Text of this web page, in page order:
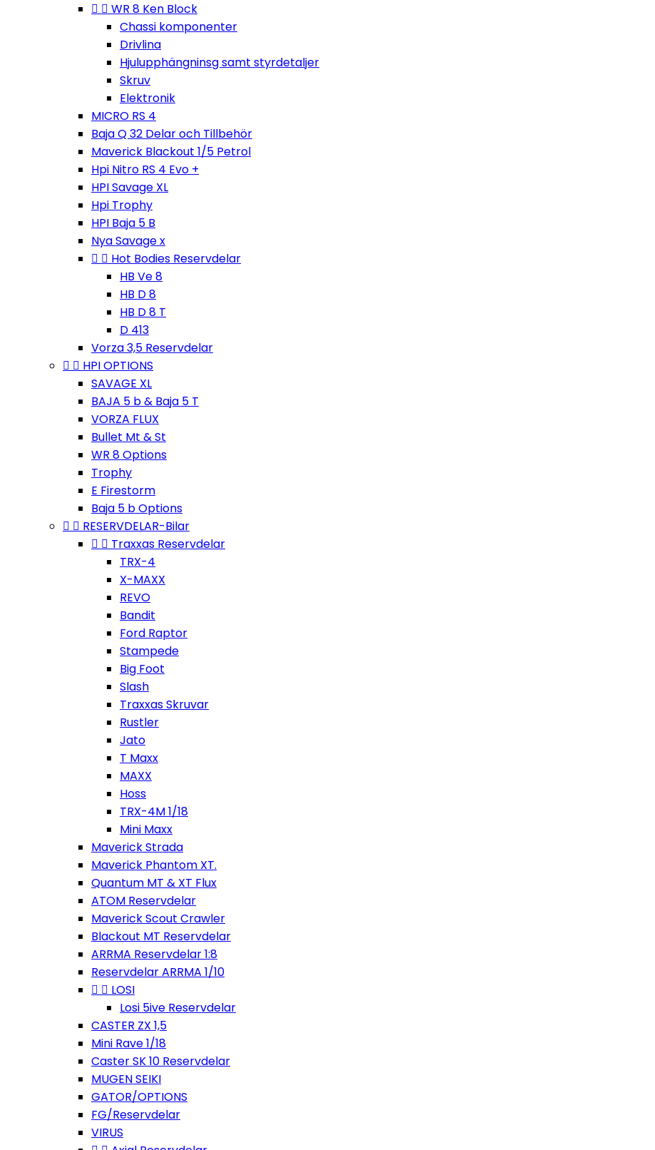
  WR 8 Ken Block
Chassi komponenter
Drivlina
Hjulupphängninsg samt styrdetaljer
Skruv
Elektronik
MICRO RS 4
Baja Q 32 Delar och Tillbehör
Maverick Blackout 1/5 Petrol
Hpi Nitro RS 4 Evo +
HPI Savage XL
Hpi Trophy
HPI Baja 5 B
Nya Savage x
  Hot Bodies Reservdelar
HB Ve 8
HB D 8
HB D 8 T
D 413
Vorza 3,5 Reservdelar
  HPI OPTIONS
SAVAGE XL
BAJA 5 b & Baja 5 T
VORZA FLUX
Bullet Mt & St
WR 8 Options
Trophy
E Firestorm
Baja 5 b Options
  RESERVDELAR-Bilar
  Traxxas Reservdelar
TRX-4
X-MAXX
REVO
Bandit
Ford Raptor
Stampede
Big Foot
Slash
Traxxas Skruvar
Rustler
Jato
T Maxx
MAXX
Hoss
TRX-4M 1/18
Mini Maxx
Maverick Strada
Maverick Phantom XT.
Quantum MT & XT Flux
ATOM Reservdelar
Maverick Scout Crawler
Blackout MT Reservdelar
ARRMA Reservdelar 1:8
Reservdelar ARRMA 1/10
  LOSI
Losi 5ive Reservdelar
CASTER ZX 1,5
Mini Rave 1/18
Caster SK 10 Reservdelar
MUGEN SEIKI
GATOR/OPTIONS
FG/Reservdelar
VIRUS